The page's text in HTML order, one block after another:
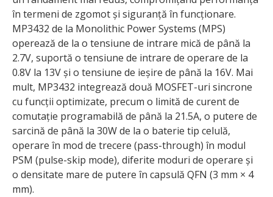
în termeni de zgomot și siguranță în funcționare.
MP3432 de la Monolithic Power Systems (MPS)
operează de la o tensiune de intrare mică de până la
2.7V, suportă o tensiune de intrare de operare de la
0.8V la 13V și o tensiune de ieșire de până la 16V. Mai
mult, MP3432 integrează două MOSFET-uri sincrone
cu funcții optimizate, precum o limită de curent de
comutație programabilă de până la 21.5A, o putere de
sarcină de până la 30W de la o baterie tip celulă,
operare în mod de trecere (pass-through) în modul
PSM (pulse-skip mode), diferite moduri de operare și
o densitate mare de putere în capsulă QFN (3 mm × 4
mm).